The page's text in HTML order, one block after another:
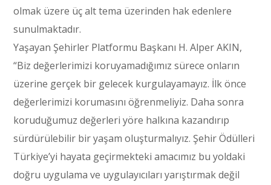
olmak üzere üç alt tema üzerinden hak edenlere
sunulmaktadır.
Yaşayan Şehirler Platformu Başkanı H. Alper AKIN,
“Biz değerlerimizi koruyamadığımız sürece onların
üzerine gerçek bir gelecek kurgulayamayız. İlk önce
değerlerimizi korumasını öğrenmeliyiz. Daha sonra
koruduğumuz değerleri yöre halkına kazandırıp
sürdürülebilir bir yaşam oluşturmalıyız. Şehir Ödülleri
Türkiye’yi hayata geçirmekteki amacımız bu yoldaki
doğru uygulama ve uygulayıcıları yarıştırmak değil